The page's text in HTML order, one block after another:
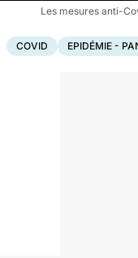
Les mesures anti-
COVID
EPIDÉMIE -